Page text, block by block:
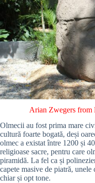
Arian Zwegers from
Olmecii au fost prima mare
cultură foarte bogată, deși
olmec a existat între 1200 și
religioase sacre, pentru care
piramidă. La fel ca și
capete masive de piatră,
chiar și opt tone.